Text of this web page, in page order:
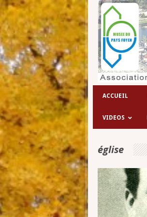
ACCUEIL
VIDEOS
église